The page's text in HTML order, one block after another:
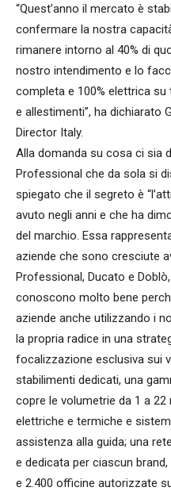
“Quest’anno il mercato è
confermare la nostra
rimanere intorno al 40% di
nostro intendimento e lo
completa e 100% elettrica
e allestimenti”, ha dichiarato
Director Italy.
Alla domanda su cosa ci sia
Professional che da sola si
spiegato che il segreto è
avuto negli anni e che ha
del marchio. Essa
aziende che sono cresciute
Professional, Ducato e
conoscono molto bene
aziende anche utilizzando i
la propria radice in una
focalizzazione esclusiva sui
stabilimenti dedicati, una
copre le volumetrie da 1 a
elettriche e termiche e
assistenza alla guida; una
e dedicata per ciascun
e 2.400 officine autorizzate